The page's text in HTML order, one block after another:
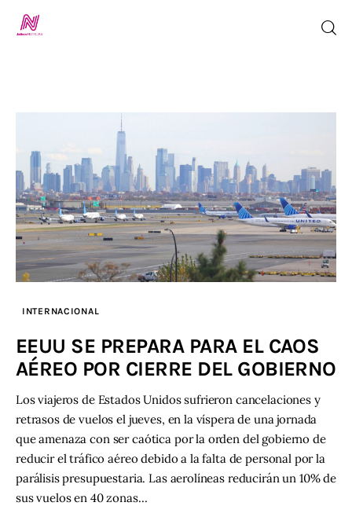
TV en Vivo
Jalisco Noticias
Programación
Jalisco TV
Jalisco RADIO / En Vivo
Nosotros
Contacto
INTERNACIONAL
EEUU SE PREPARA PARA EL CAOS
AÉREO POR CIERRE DEL GOBIERNO
Los viajeros de Estados Unidos sufrieron cancelaciones y
retrasos de vuelos el jueves, en la víspera de una jornada
que amenaza con ser caótica por la orden del gobierno de
reducir el tráfico aéreo debido a la falta de personal por la
parálisis presupuestaria. Las aerolíneas reducirán un 10% de
sus vuelos en 40 zonas…